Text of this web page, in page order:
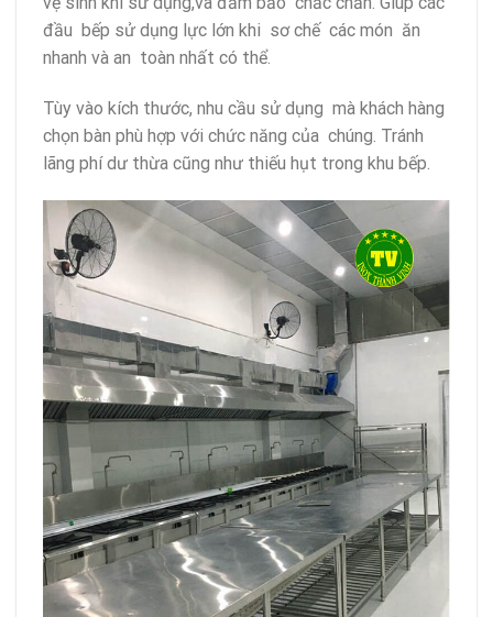
đầu bếp sử dụng lực lớn khi sơ chế các món ăn
nhanh và an toàn nhất có thể.
Tùy vào kích thước, nhu cầu sử dụng mà khách hàng
chọn bàn phù hợp với chức năng của chúng. Tránh
lãng phí dư thừa cũng như thiếu hụt trong khu bếp.